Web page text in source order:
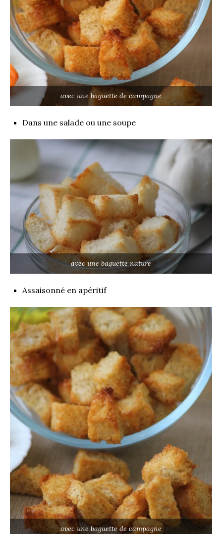
avec une baguette de campagne
Dans une salade ou une soupe
avec une baguette nature
Assaisonné en apéritif
avec une baguette de campagne